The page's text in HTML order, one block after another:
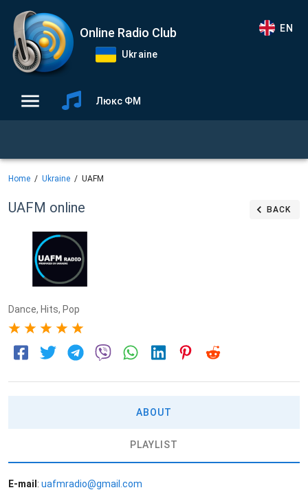
Online Radio Club
Ukraine
EN
Люкс ФМ
Home Ukraine UAFM
UAFM online BACK
Dance, Hits, Pop
ABOUT
PLAYLIST
E-mail : uafmradio@gmail.com